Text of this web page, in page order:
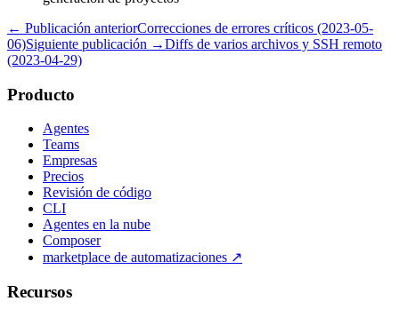
← Publicación anteriorCorrecciones de errores críticos (2023-05-
06)Siguiente publicación →Diffs de varios archivos y SSH remoto
(2023-04-29)
Producto
Agentes
Teams
Empresas
Precios
Revisión de código
CLI
Agentes en la nube
Composer
marketplace de automatizaciones ↗
Recursos